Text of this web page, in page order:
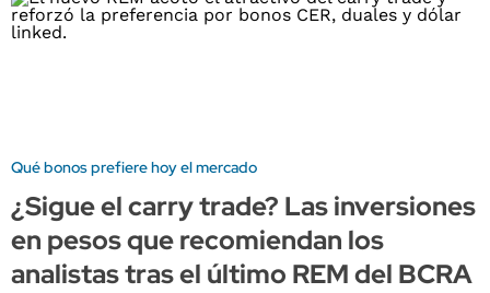
Qué bonos prefiere hoy el mercado
¿Sigue el carry trade? Las inversiones
en pesos que recomiendan los
analistas tras el último REM del BCRA